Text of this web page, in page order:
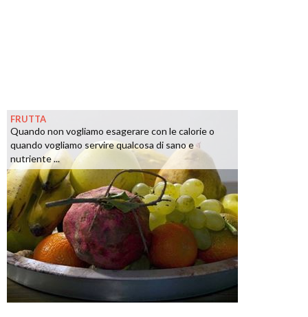
FRUTTA
Quando non vogliamo esagerare con le calorie o
quando vogliamo servire qualcosa di sano e
nutriente ...